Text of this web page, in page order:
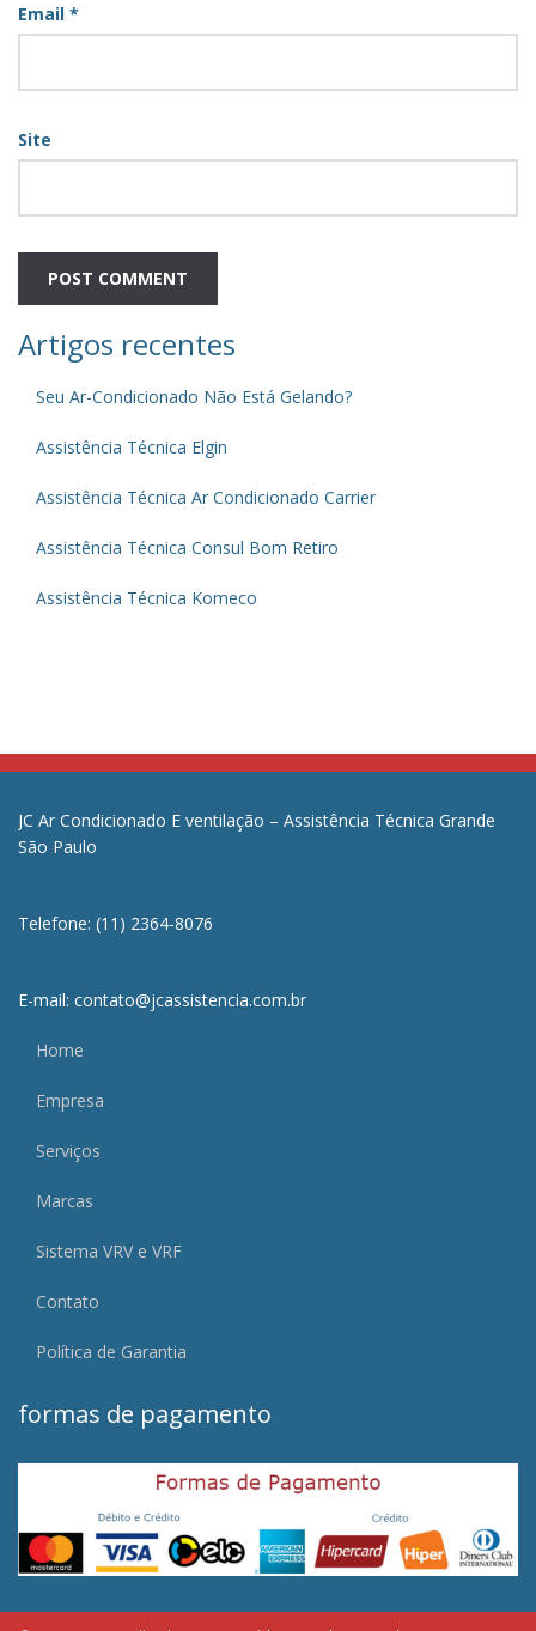
Email *
Site
Artigos recentes
Seu Ar-Condicionado Não Está Gelando?
Assistência Técnica Elgin
Assistência Técnica Ar Condicionado Carrier
Assistência Técnica Consul Bom Retiro
Assistência Técnica Komeco
JC Ar Condicionado E ventilação – Assistência Técnica Grande
São Paulo
Telefone: (11) 2364-8076
E-mail: contato@jcassistencia.com.br
Home
Empresa
Serviços
Marcas
Sistema VRV e VRF
Contato
Política de Garantia
formas de pagamento